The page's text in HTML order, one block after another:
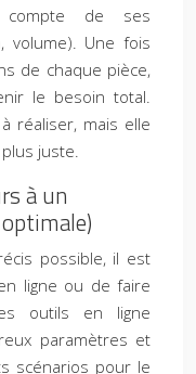
compte de ses
volume). Une fois
de chaque pièce,
le besoin total.
réaliser, mais elle
juste.
à un
possible, il est
ligne ou de faire
outils en ligne
paramètres et
scénarios pour le